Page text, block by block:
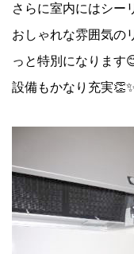
さらに室内にはシー
おしゃれな雰囲気の
っと特別になります
設備もかなり充実